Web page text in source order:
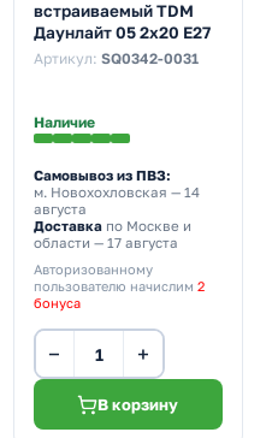
встраиваемый TDM
Даунлайт 05 2х20 E27
Артикул: SQ0342-0031
Наличие
Самовывоз из ПВЗ:
м. Новохохловская — 14
августа
Доставкапо Москве и
области — 17 августа
Авторизованному
пользователю начислим 2
бонуса
− +
В корзину